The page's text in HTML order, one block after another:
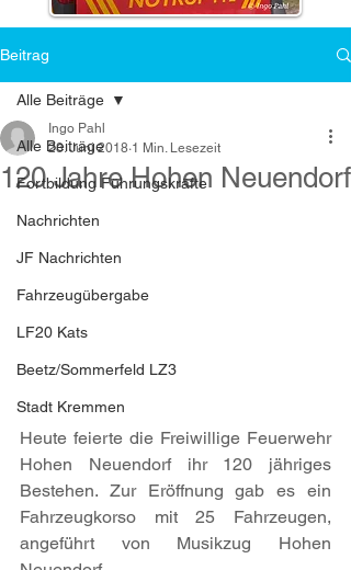
Beitrag
Alle Beiträge
Fortbildung Führungskräfte
Nachrichten
JF Nachrichten
Fahrzeugübergabe
LF20 Kats
Beetz/Sommerfeld LZ3
Stadt Kremmen
Alle Beiträge
120 Jahre Hohen Neuendorf
Ingo Pahl
23. Juni 2018 1 Min. Lesezeit
Heute feierte die Freiwillige Feuerwehr
Hohen Neuendorf ihr 120 jähriges
Bestehen. Zur Eröffnung gab es ein
Fahrzeugkorso mit 25 Fahrzeugen,
angeführt von Musikzug Hohen